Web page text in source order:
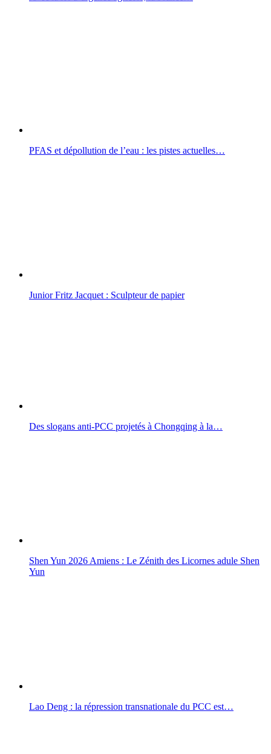
PFAS et dépollution de l’eau : les pistes actuelles…
Junior Fritz Jacquet : Sculpteur de papier
Des slogans anti-PCC projetés à Chongqing à la…
Shen Yun 2026 Amiens : Le Zénith des Licornes adule Shen
Yun
Lao Deng : la répression transnationale du PCC est…